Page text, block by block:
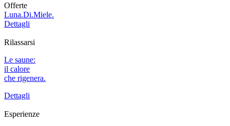
Offerte
Luna.Di.Miele.
Dettagli
Rilassarsi
Le saune:
il calore
che rigenera.
Dettagli
Esperienze